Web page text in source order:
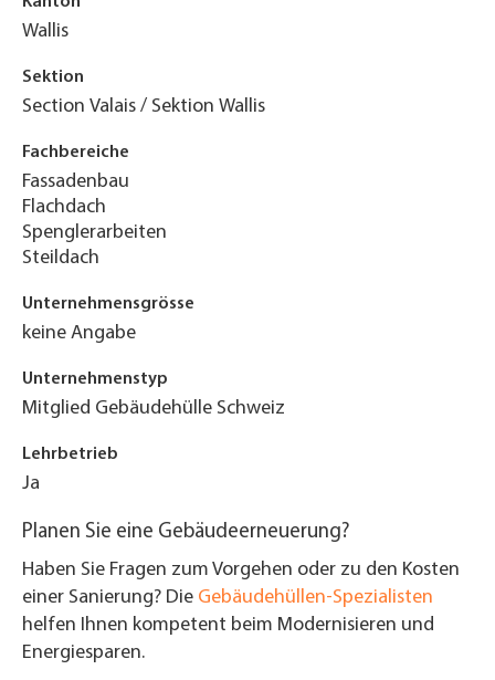
Wallis
Sektion
Section Valais / Sektion Wallis
Fachbereiche
Fassadenbau
Flachdach
Spenglerarbeiten
Steildach
Unternehmensgrösse
keine Angabe
Unternehmenstyp
Mitglied Gebäudehülle Schweiz
Lehrbetrieb
Ja
Planen Sie eine Gebäudeerneuerung?
Haben Sie Fragen zum Vorgehen oder zu den Kosten
einer Sanierung? Die Gebäudehüllen-Spezialisten
helfen Ihnen kompetent beim Modernisieren und
Energiesparen.